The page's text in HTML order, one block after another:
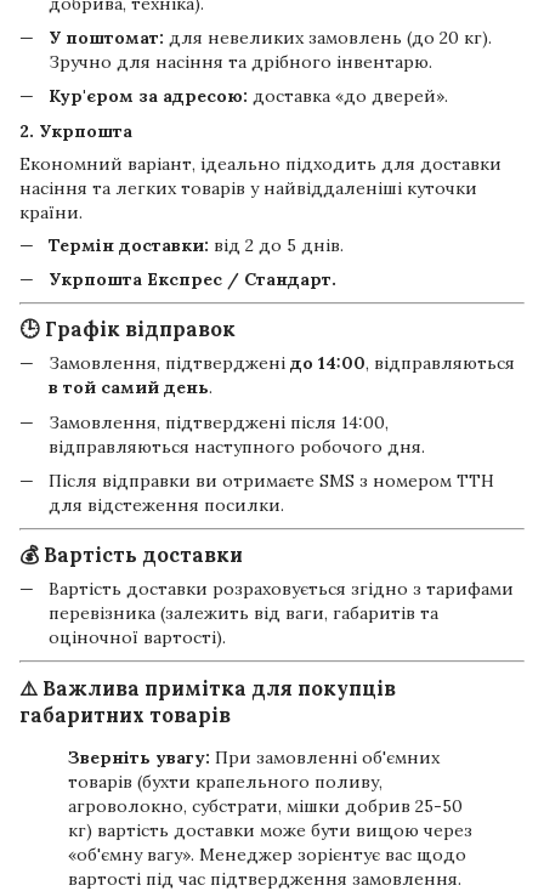
У поштомат: для невеликих замовлень (до 20 кг).
Зручно для насіння та дрібного інвентарю.
Кур'єром за адресою: доставка «до дверей».
2. Укрпошта
Економний варіант, ідеально підходить для доставки
насіння та легких товарів у найвіддаленіші куточки
країни.
Термін доставки: від 2 до 5 днів.
Укрпошта Експрес / Стандарт.
🕒 Графік відправок
Замовлення, підтверджені до 14:00, відправляються
в той самий день.
Замовлення, підтверджені після 14:00,
відправляються наступного робочого дня.
Після відправки ви отримаєте SMS з номером ТТН
для відстеження посилки.
💰 Вартість доставки
Вартість доставки розраховується згідно з тарифами
перевізника (залежить від ваги, габаритів та
оціночної вартості).
⚠️ Важлива примітка для покупців
габаритних товарів
Зверніть увагу: При замовленні об'ємних
товарів (бухти крапельного поливу,
агроволокно, субстрати, мішки добрив 25-50
кг) вартість доставки може бути вищою через
«об'ємну вагу». Менеджер зорієнтує вас щодо
вартості під час підтвердження замовлення.